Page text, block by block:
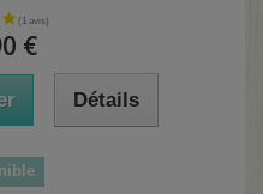
€
Détails